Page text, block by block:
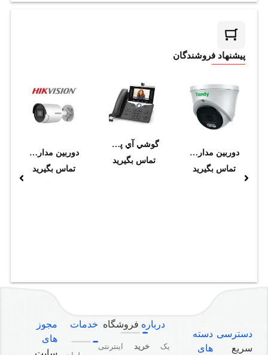
پیشنهاد فروشندگان
دوربین مداربسته تحت شبکه تیاندی مدل TC-C34XS I3W/E/Y/2.8mm/V4.2
تماس بگیرید
گوشي آي پي فون تصويري سيسکو CP-8845-3PCC-K9
تماس بگیرید
دوربین مداربسته هایک ویژن مدل DS-2CD2083G2-I 2.8mm
تماس بگیرید
دسترسی
سریع
دسته
های
درباره فروشگاه
یک خرید اینترنتی
خدمات
مجوز
های